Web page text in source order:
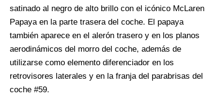
satinado al negro de alto brillo con el icónico McLaren
Papaya en la parte trasera del coche. El papaya
también aparece en el alerón trasero y en los planos
aerodinámicos del morro del coche, además de
utilizarse como elemento diferenciador en los
retrovisores laterales y en la franja del parabrisas del
coche #59.